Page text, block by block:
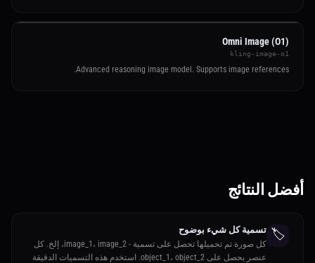
Omni Image (O1)
kling-image-o1
Advanced reasoning image model. Supports image references.
أفضل النتائج
🏷️ تسمية كل شيء بوضوح
كل صورة تم تحميلها تحصل على تسمية - image_1، image_2، إلخ. كل
عنصر يحصل على object_1، object_2. استخدم هذه التسميات الدقيقة